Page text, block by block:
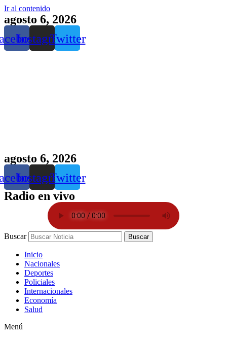
Ir al contenido
agosto 6, 2026
InstagramTwitter
agosto 6, 2026
InstagramTwitter
Radio en vivo
Buscar Buscar
Inicio
Nacionales
Deportes
Policiales
Internacionales
Economía
Salud
Menú